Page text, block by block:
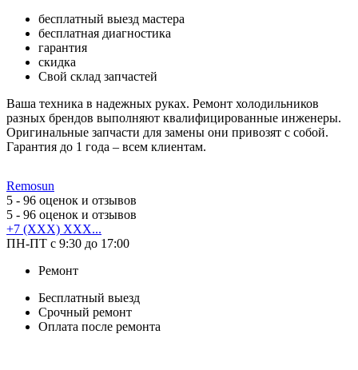
бесплатный выезд мастера
бесплатная диагностика
гарантия
скидка
Свой склад запчастей
Ваша техника в надежных руках. Ремонт холодильников
разных брендов выполняют квалифицированные инженеры.
Оригинальные запчасти для замены они привозят с собой.
Гарантия до 1 года – всем клиентам.
Remosun
5 - 96 оценок и отзывов
5 - 96 оценок и отзывов
+7 (XXX) XXX...
ПН-ПТ с 9:30 до 17:00
Ремонт
Бесплатный выезд
Срочный ремонт
Оплата после ремонта